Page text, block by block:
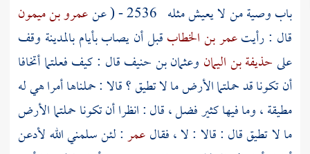
باب وصية من لا يعيش مثله
عمرو بن ميمون
قال : رأيتعمر بن الخطابقبل أن يصاب بأيامبالمدينة وقف
علىحذيفة بن اليمان وعثمان بن حنيفقال : كيف فعلتما أتخافا
أن تكونا قد حملتما الأرض ما لا تطيق ؟ قالا : حملناها أمرا هي له
مطيقة ، وما فيها كثير فضل ، قال : انظرا أن تكونا حملتما الأرض
ما لا تطيق قال : قالا : لا ، فقالعمر: لئن سلمني الله لأدعن